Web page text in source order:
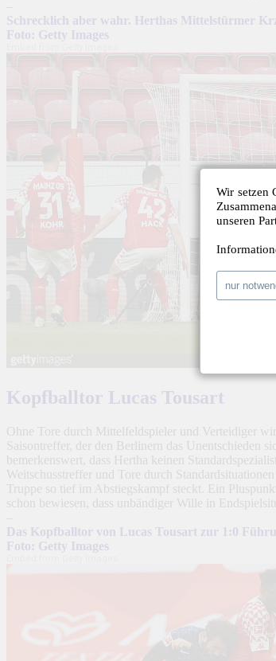
Schrecklich aber wahr. Herthas Mittelstürmer
Foto: Getty Images
Kopfballtor Lucas Tousart
Ohne Tore durch Mittelfeldspieler und Verteidiger
Saisontreffer, der den Berlinern das Unentschieden
bemerkenswert, dass Hertha keinen
Weitschusstreffer und Tore durch
Truppe so tief im Abstiegskampf steckt. Ein
schon bewiesen, dass unbändiger Wille in
Das Kopfballtor von Lucas Tousart zur 1:0
Foto: Getty Images
Wir setzen
unseren
nur